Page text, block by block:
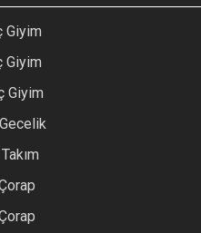
Giyim
Giyim
Giyim